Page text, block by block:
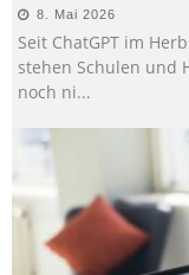
8. Mai 2026
Seit ChatGPT im
stehen Schulen und
noch ni...